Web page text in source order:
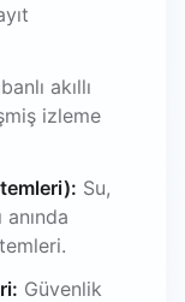
akıllı
izleme
Su,
anında
Güvenlik